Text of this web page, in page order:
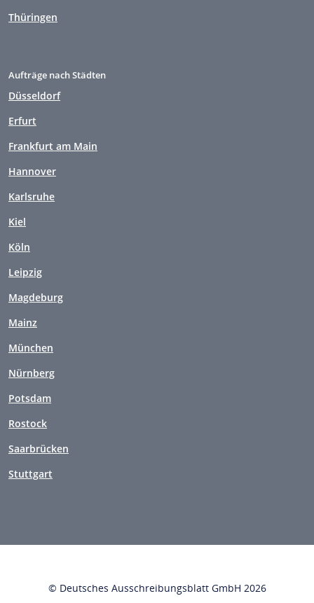
Thüringen
Aufträge nach Städten
Düsseldorf
Erfurt
Frankfurt am Main
Hannover
Karlsruhe
Kiel
Köln
Leipzig
Magdeburg
Mainz
München
Nürnberg
Potsdam
Rostock
Saarbrücken
Stuttgart
© Deutsches Ausschreibungsblatt GmbH 2026